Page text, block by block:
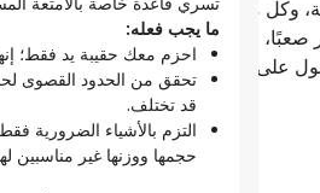
وكل منها مستقلة عن الأخرى.
صعبًا، لكن مع وجود عروض
على مزيد من المغامرات.
هل تريد السفر بحقيبة يد
اسبق بخطوة.
تساعدك بطاقات المرور
بسهولة والوصول إلى
اختر مقعدك.
تسمح لك العديد من شركات
النقل الذاتي الخاصة بك
ما يجب فعله:
احزم معك حقيبة يد فقط؛
تحقق من الحدود القصوى
قد تختلف.
التزم بالأشياء الضرورية
حجمها ووزنها غير مناسبين